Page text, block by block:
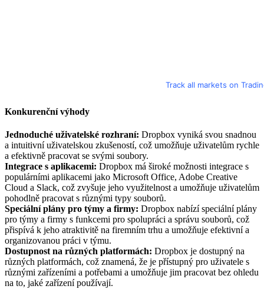
Track all markets on
Konkurenční výhody
Jednoduché uživatelské rozhraní: Dropbox vyniká svou snadnou
a intuitivní uživatelskou zkušeností, což umožňuje uživatelům rychle
a efektivně pracovat se svými soubory.
Integrace s aplikacemi: Dropbox má široké možnosti integrace s
populárními aplikacemi jako Microsoft Office, Adobe Creative
Cloud a Slack, což zvyšuje jeho využitelnost a umožňuje uživatelům
pohodlně pracovat s různými typy souborů.
Speciální plány pro týmy a firmy: Dropbox nabízí speciální plány
pro týmy a firmy s funkcemi pro spolupráci a správu souborů, což
přispívá k jeho atraktivitě na firemním trhu a umožňuje efektivní a
organizovanou práci v týmu.
Dostupnost na různých platformách: Dropbox je dostupný na
různých platformách, což znamená, že je přístupný pro uživatele s
různými zařízeními a potřebami a umožňuje jim pracovat bez ohledu
na to, jaké zařízení používají.